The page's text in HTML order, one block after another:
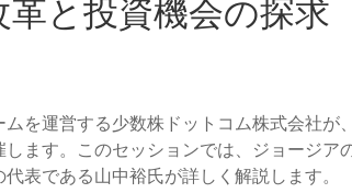
と投資機会の探求
を運営する少数株ドットコム株式会社が
ます。このセッションでは、ジョージア
表である山中裕氏が詳しく解説します。